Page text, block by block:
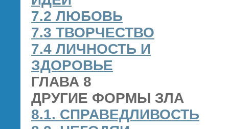
7.2 ЛЮБОВЬ
7.3 ТВОРЧЕСТВО
7.4 ЛИЧНОСТЬ И
ЗДОРОВЬЕ
ГЛАВА 8
ДРУГИЕ ФОРМЫ ЗЛА
8.1. СПРАВЕДЛИВОСТЬ